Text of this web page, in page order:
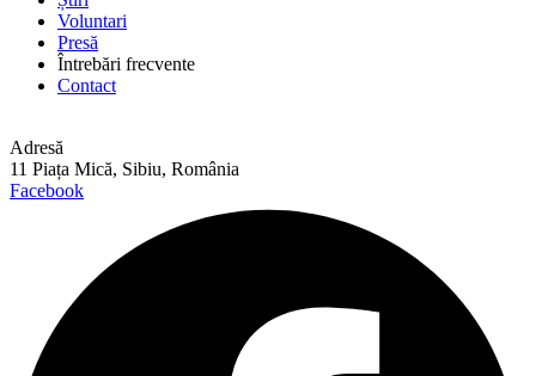
Voluntari
Presă
Întrebări frecvente
Contact
Adresă
11 Piața Mică, Sibiu, România
Facebook